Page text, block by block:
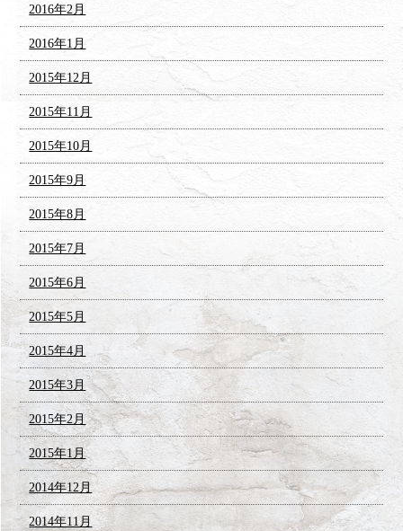
2016年2月
2016年1月
2015年12月
2015年11月
2015年10月
2015年9月
2015年8月
2015年7月
2015年6月
2015年5月
2015年4月
2015年3月
2015年2月
2015年1月
2014年12月
2014年11月